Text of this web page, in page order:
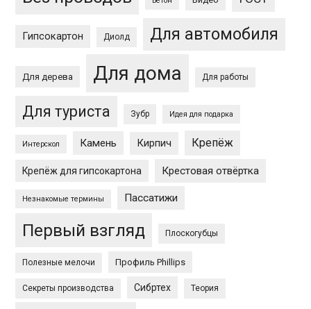
Гипсокартон Диолд Для автомобиля
Для дерева Для дома Для работы
Для туриста Зубр Идея для подарка
Интерскол Камень Кирпич Крепёж
Крепёж для гипсокартона Крестовая отвёртка
Незнакомые термины Пассатижи
Первый взгляд Плоскогубцы
Полезные мелочи Профиль Phillips
Секреты производства Сибртех Теория